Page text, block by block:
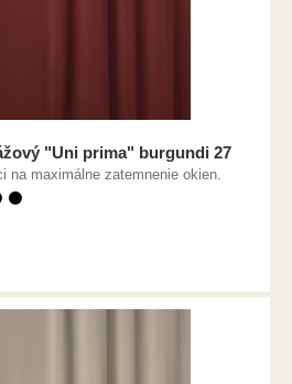
"Uni prima" burgundi 27
na maximálne zatemnenie okien.
⚫